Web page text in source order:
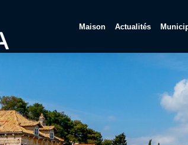
Maison Actualités